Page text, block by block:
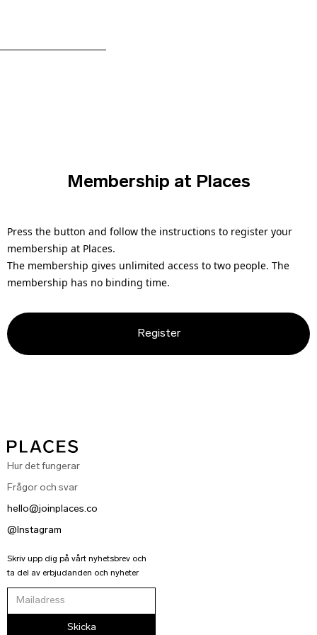
Membership at Places
Press the button and follow the instructions to register your
membership at Places.
The membership gives unlimited access to two people. The
membership has no binding time.
Register
Hur det fungerar
Frågor och svar
hello@joinplaces.co
@Instagram
Skriv upp dig på vårt nyhetsbrev och
ta del av erbjudanden och nyheter